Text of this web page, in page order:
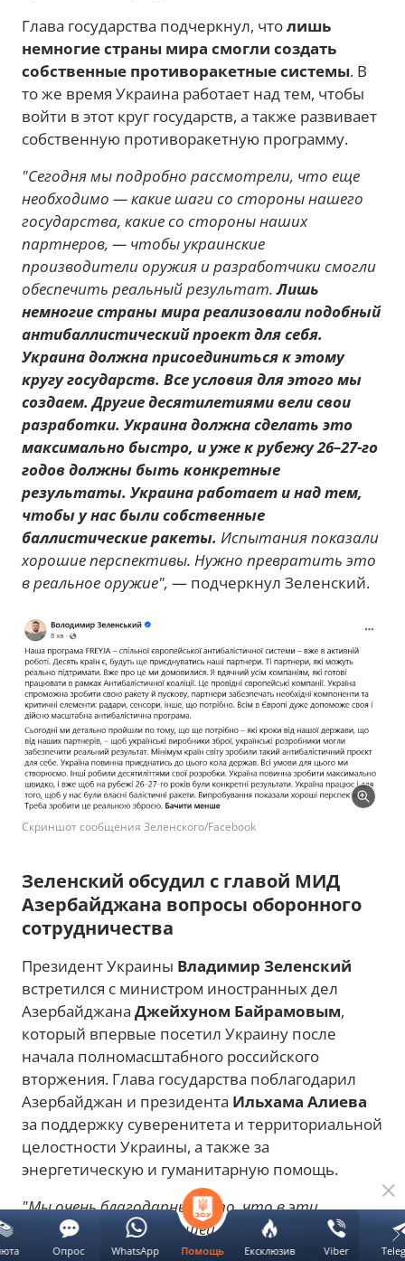
Глава государства подчеркнул, чтолишь
немногие страны мира смогли создать
собственные противоракетные системы. В
то же время Украина работает над тем, чтобы
войти в этот круг государств, а также развивает
собственную противоракетную программу.
"Сегодня мы подробно рассмотрели, что еще
необходимо — какие шаги со стороны нашего
государства, какие со стороны наших
партнеров, — чтобы украинские
производители оружия и разработчики смогли
обеспечить реальный результат.Лишь
немногие страны мира реализовали подобный
антибаллистический проект для себя.
Украина должна присоединиться к этому
кругу государств. Все условия для этого мы
создаем. Другие десятилетиями вели свои
разработки. Украина должна сделать это
максимально быстро, и уже к рубежу 26–27-го
годов должны быть конкретные
результаты. Украина работает и над тем,
чтобы у нас были собственные
баллистические ракеты. Испытания показали
хорошие перспективы. Нужно превратить это
в реальное оружие", — подчеркнул Зеленский.
Скриншот сообщения Зеленского/Facebook
Зеленский обсудил с главой МИД
Азербайджана вопросы оборонного
сотрудничества
Президент Украины Владимир Зеленский
встретился с министром иностранных дел
Азербайджана Джейхуном Байрамовым,
который впервые посетил Украину после
начала полномасштабного российского
вторжения. Глава государства поблагодарил
Азербайджан и президента Ильхама Алиева
за поддержку суверенитета и территориальной
целостности Украины, а также за
энергетическую и гуманитарную помощь.
"Мы очень благодарны за то, что в эти
непростые дни для нашей страны, для нашего
народа вы нашли возможность приехать и
Помощь Ексклюзив Viber
Опрос WhatsApp